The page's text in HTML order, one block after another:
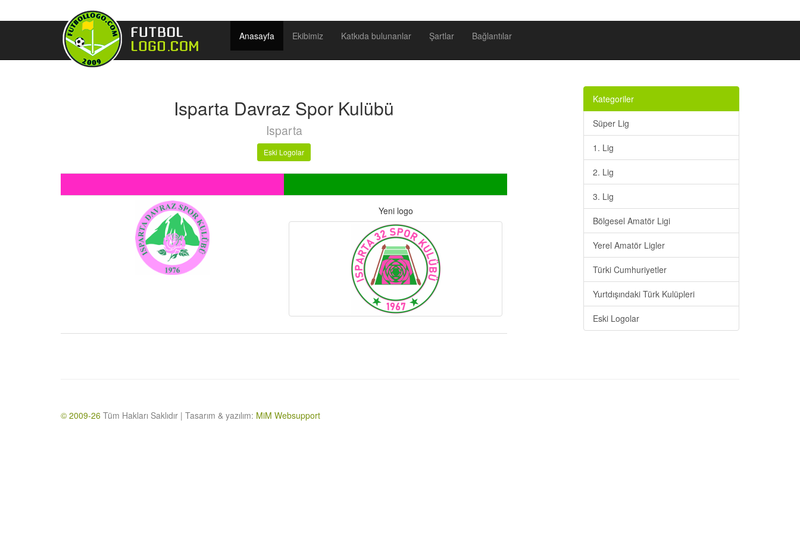
Anasayfa Ekibimiz Katkıda bulunanlar Şartlar Bağlantılar
Isparta Davraz Spor Kulübü
Isparta
Eski Logolar
Yeni logo
Kategoriler
Süper Lig
1. Lig
2. Lig
3. Lig
Bölgesel Amatör Ligi
Yerel Amatör Ligler
Türki Cumhuriyetler
Yurtdışındaki Türk Kulüpleri
Eski Logolar
© 2009-26 Tüm Hakları Saklıdır | Tasarım & yazılım: MiM Websupport